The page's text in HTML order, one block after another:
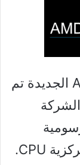
قالت الشركة إن معالجات رايزنAI الجديدة تم